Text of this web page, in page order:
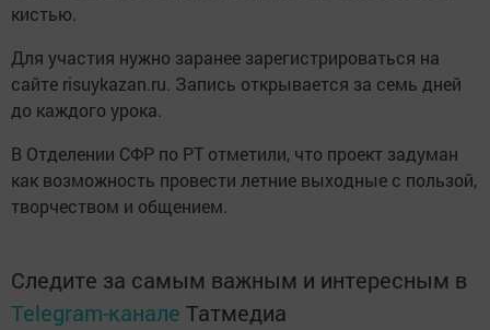
кистью.
Для участия нужно заранее зарегистрироваться на
сайте risuykazan.ru. Запись открывается за семь дней
до каждого урока.
В Отделении СФР по РТ отметили, что проект задуман
как возможность провести летние выходные с пользой,
творчеством и общением.
Следите за самым важным и интересным в
Telegram-канале Татмедиа